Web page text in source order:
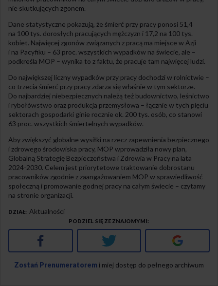
nie skutkujących zgonem.
Dane statystyczne pokazują, że śmierć przy pracy ponosi 51,4
na 100 tys. dorosłych pracujących mężczyzn i 17,2 na 100 tys.
kobiet. Najwięcej zgonów związanych z pracą ma miejsce w Azji
i na Pacyfiku – 63 proc. wszystkich wypadków na świecie, ale –
podkreśla MOP – wynika to z faktu, że pracuje tam najwięcej ludzi.
Do największej liczny wypadków przy pracy dochodzi w rolnictwie –
co trzecia śmierć przy pracy zdarza się właśnie w tym sektorze.
Do najbardziej niebezpiecznych należą też budownictwo, leśnictwo
i rybołówstwo oraz produkcja przemysłowa – łącznie w tych pięciu
sektorach gospodarki ginie rocznie ok. 200 tys. osób, co stanowi
63 proc. wszystkich śmiertelnych wypadków.
Aby zwiększyć globalne wysiłki na rzecz zapewnienia bezpiecznego
i zdrowego środowiska pracy, MOP wprowadziła nowy plan,
Globalną Strategię Bezpieczeństwa i Zdrowia w Pracy na lata
2024-2030. Celem jest priorytetowe traktowanie dobrostanu
pracowników zgodnie z zaangażowaniem MOP w sprawiedliwość
społeczną i promowanie godnej pracy na całym świecie – czytamy
na stronie organizacji.
DZIAŁ Aktualności
PODZIEL SIĘ ZE ZNAJOMYMI
Facebook Twitter Google+
Zostań Prenumeratorem i miej dostęp do pełnego archiwum